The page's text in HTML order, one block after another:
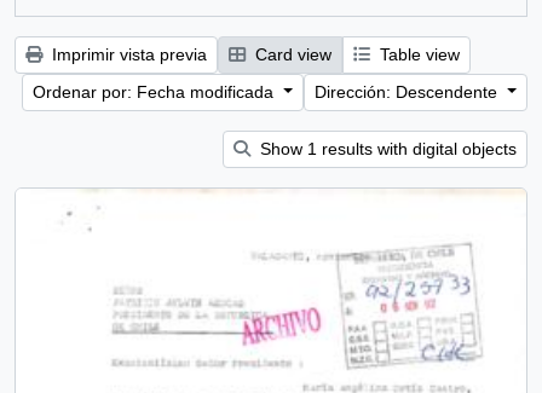
Imprimir vista previa Card view
Table view
Ordenar por: Fecha modificada
Dirección: Descendente
Show 1 results with digital objects